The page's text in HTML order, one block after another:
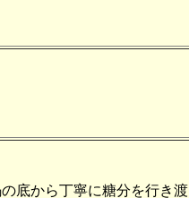
底から丁寧に糖分を行き渡